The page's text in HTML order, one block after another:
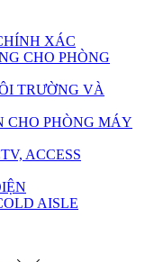
XÁC
CHO PHÒNG
TRƯỜNG VÀ
CHO PHÒNG MÁY
ACCESS
AISLE